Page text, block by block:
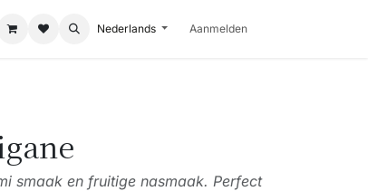
Nederlands Aanmelden
smaak en fruitige nasmaak. Perfect